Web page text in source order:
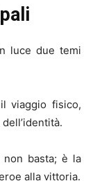
luce due temi
viaggio fisico,
basta; è la
alla vittoria.